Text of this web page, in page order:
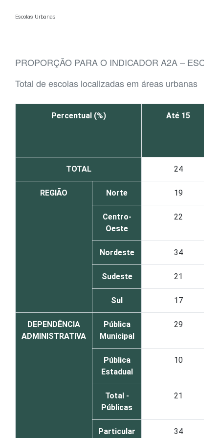
Escolas Urbanas
PROPORÇÃO PARA O INDICADOR A2A –
Total de escolas localizadas em áreas urbanas
Percentual (%) Até 15
TOTAL 24
REGIÃO Norte 19
Centro-
Oeste
22
Nordeste 34
Sudeste 21
Sul 17
DEPENDÊNCIA
ADMINISTRATIVA
Pública
Municipal
29
Pública
Estadual
10
Total -
Públicas
21
Particular 34